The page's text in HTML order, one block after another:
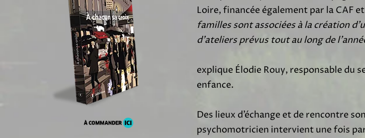
Loire, financée également par la CAF
famillessont associées à la création
d’ateliers prévus tout au long de
explique Élodie Rouy, responsable du
enfance.
Des lieux d’échange et de rencontre
psychomotricien intervient une fois